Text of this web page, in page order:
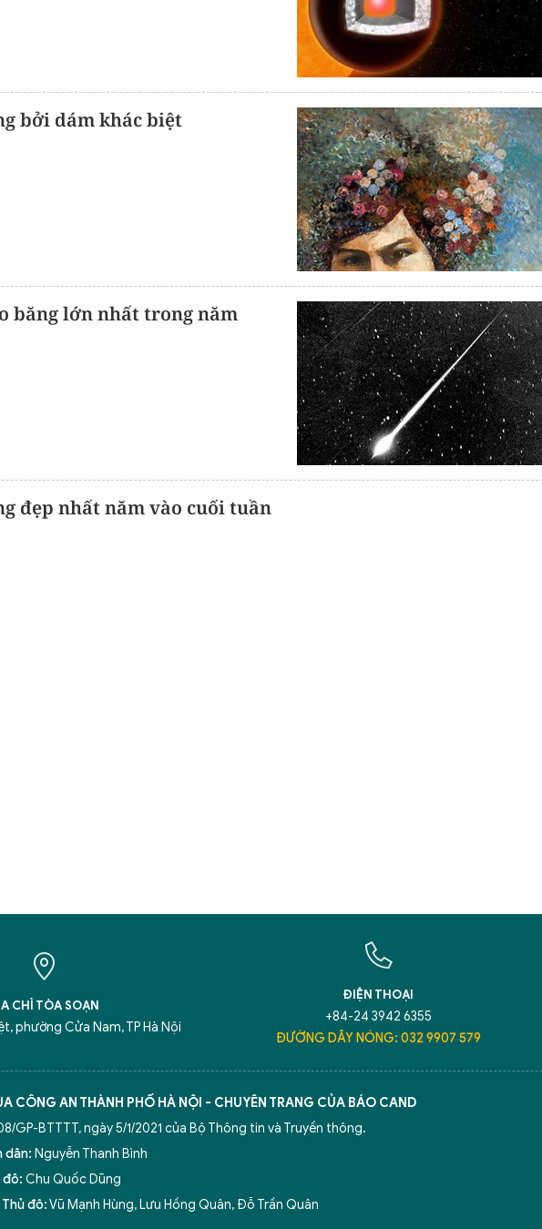
bởi dám khác biệt
băng lớn nhất trong năm
đẹp nhất năm vào cuối tuần
CHỈ TÒA SOẠN
phường Cửa Nam, TP Hà Nội
ĐIỆN THOẠI
+84-24 3942 6355
ĐƯỜNG DÂY NÓNG: 032 9907 579
CÔNG AN THÀNH PHỐ HÀ NỘI - CHUYÊN TRANG CỦA BÁO CAND
GP-BTTTT, ngày 5/1/2021 của Bộ Thông tin và Truyền thông.
dân: Nguyễn Thanh Bình
đô: Chu Quốc Dũng
đô:Vũ Mạnh Hùng, Lưu Hồng Quân, Đỗ Trần Quân
5 điểm nghẽn của Hà Nội
giải pháp xử lý
50 năm Báo An ninh Thủ đô